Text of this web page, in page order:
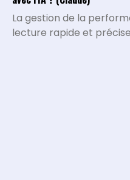
La gestion de la
lecture rapide et